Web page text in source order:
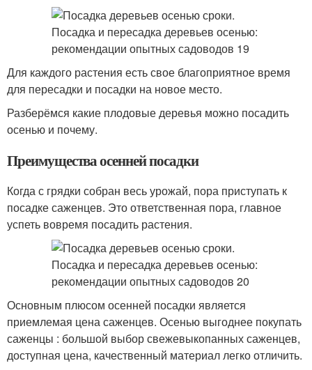
Для каждого растения есть свое благоприятное время
для пересадки и посадки на новое место.
Разберёмся какие плодовые деревья можно посадить
осенью и почему.
Преимущества осенней посадки
Когда с грядки собран весь урожай, пора приступать к
посадке саженцев. Это ответственная пора, главное
успеть вовремя посадить растения.
Основным плюсом осенней посадки является
приемлемая цена саженцев. Осенью выгоднее покупать
саженцы : большой выбор свежевыкопанных саженцев,
доступная цена, качественный материал легко отличить.